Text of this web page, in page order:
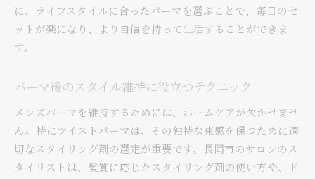
に、ライフスタイルに合ったパーマを選ぶことで、毎日のセ
ットが楽になり、より自信を持って生活することができま
す。
パーマ後のスタイル維持に役立つテクニック
メンズパーマを維持するためには、ホームケアが欠かせませ
ん。特にツイストパーマは、その独特な束感を保つために適
切なスタイリング剤の選定が重要です。長岡市のサロンのス
タイリストは、髪質に応じたスタイリング剤の使い方や、ド